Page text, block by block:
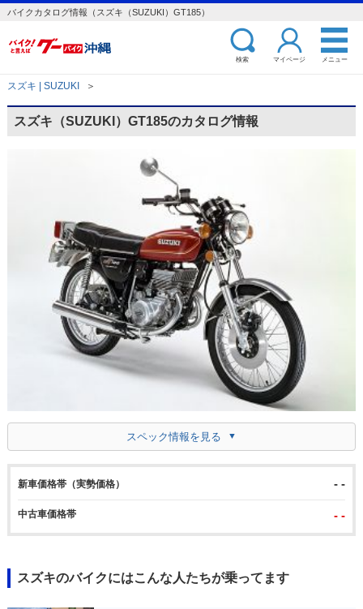
バイクカタログ情報（スズキ（SUZUKI）GT185）
検索 マイページ メニュー
スズキ | SUZUKI ＞
スズキ（SUZUKI）GT185のカタログ情報
スペック情報を見る
新車価格帯（実勢価格） - -
中古車価格帯 - -
スズキのバイクにはこんな人たちが乗ってます